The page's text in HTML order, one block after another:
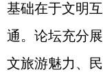
基础在于文明
通。论坛充分
文旅游魅力、